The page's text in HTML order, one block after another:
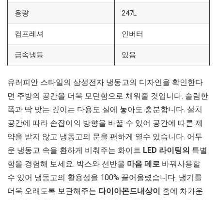
용량 247L
컴프레셔 인버터
급속냉동 있음
유러피안 스타일의 삼성전자 냉동고의 디자인을 확인한다
면 주방의 공간을 더욱 모던함으로 채워줄 것입니다. 슬림한
폭과 딱 맞는 깊이는 다용도 실에 놓아도 충분합니다. 설치
공간에 따라 손잡이의 방향을 바꿀 수 있어 공간에 따른 제
약을 받지 않고 냉동고의 문을 편하게 열수 있습니다. 어두
운 냉동고 속을 환하게 비춰주는 화이트 LED 라이팅의 특별
함을 경험해 보세요. 박스와 선반을 마음 데로 바꿔사용할
수 있어 냉동고의 활용성을 100% 끌어올렸습니다. 냉기를
더욱 오래도록 보관해주는 다이아몬드내상이 홈에 차가운